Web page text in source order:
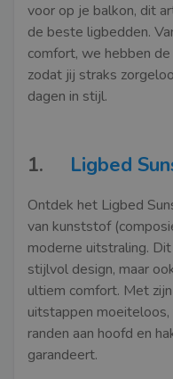
voor op je balkon, dit
de beste ligbedden.
comfort, we hebben
zodat jij straks
dagen in stijl.
1. Ligbed
Ontdek het Ligbed
van kunststof
moderne uitstraling.
stijlvol design, maar
ultiem comfort. Met
uitstappen
randen aan hoofd en
garandeert.